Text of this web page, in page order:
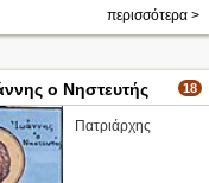
περισσότερα >
18
ο Νηστευτής
Πατριάρχης